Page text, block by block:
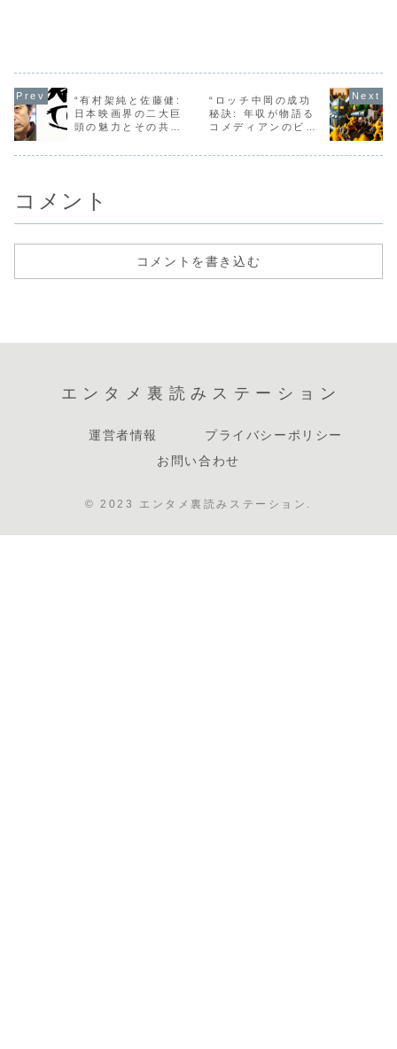
いきます。 平野紫
耀は、その端正な
顔立ちと、自然体
で人懐っこい性格
で、多くの人々...
トであり、彼の音
愛されています。
彼は、KinKi
Kidsのメ...
だった頃から始ま
族は、彼が音楽に
興味を持つこと
を...
ついてお話
しょう。こ
名前を聞い
ンと来る方
ば、初めて
も...
“有村架純と佐藤健:
日本映画界の二大巨
頭の魅力とその共演
“ロッチ中岡の成功
秘訣: 年収が物語る
コメディアンのビジ
コメント
コメントを書き込む
エンタメ裏読みステーション
運営者情報
プライバシーポリシー
お問い合わせ
© 2023 エンタメ裏読みステーション.